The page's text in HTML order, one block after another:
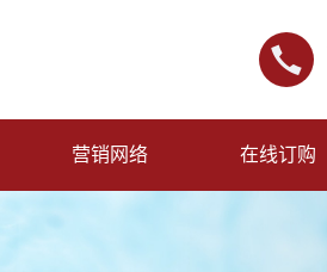
营销网络 在线订购